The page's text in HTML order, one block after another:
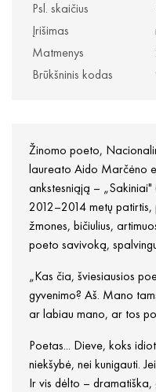
Psl. skaičius
Įrišimas
Matmenys
Brūkšninis kodas
Žinomo poeto,
laureato Aido Marčėno
ankstesniąją – „Sakiniai"
2012–2014 metų patirtis,
žmones, bičiulius,
poeto savivoką,
„Kas čia, šviesiausios
gyvenimo? Aš. Mano
ar labiau mano, ar tos
Poetas... Dieve, koks
niekšybė, nei kunigauti.
Ir vis dėlto –